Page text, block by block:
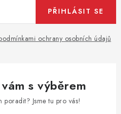
ochrany osobních údajů
PŘIHLÁSIT SE
s výběrem
poradit? Jsme tu pro vás!